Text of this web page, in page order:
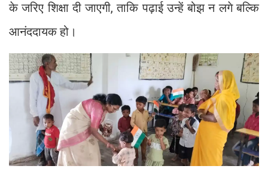
के जरिए शिक्षा दी जाएगी, ताकि पढ़ाई उन्हें बोझ न लगे बल्कि
आनंददायक हो।